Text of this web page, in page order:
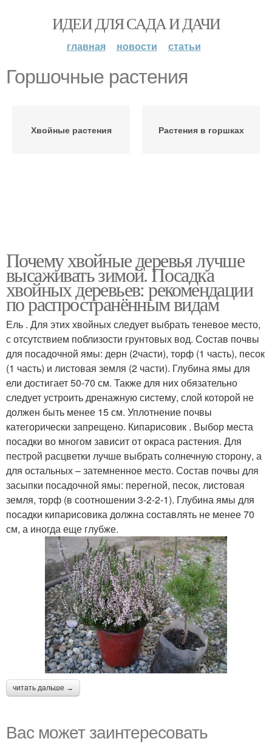
ИДЕИ ДЛЯ САДА И ДАЧИ
главная новости статьи
Горшочные растения
Хвойные растения Растения в горшках
Почему хвойные деревья лучше
высаживать зимой. Посадка
хвойных деревьев: рекомендации
по распространённым видам
Ель . Для этих хвойных следует выбрать теневое место,
с отсутствием поблизости грунтовых вод. Состав почвы
для посадочной ямы: дерн (2части), торф (1 часть), песок
(1 часть) и листовая земля (2 части). Глубина ямы для
ели достигает 50-70 см. Также для них обязательно
следует устроить дренажную систему, слой которой не
должен быть менее 15 см. Уплотнение почвы
категорически запрещено. Кипарисовик . Выбор места
посадки во многом зависит от окраса растения. Для
пестрой расцветки лучше выбрать солнечную сторону, а
для остальных – затемненное место. Состав почвы для
засыпки посадочной ямы: перегной, песок, листовая
земля, торф (в соотношении 3-2-2-1). Глубина ямы для
посадки кипарисовика должна составлять не менее 70
см, а иногда еще глубже.
читать дальше →
Вас может заинтересовать